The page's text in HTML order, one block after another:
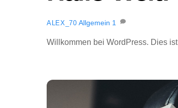
ALEX_70 Allgemein 1
Willkommen bei WordPress. Dies